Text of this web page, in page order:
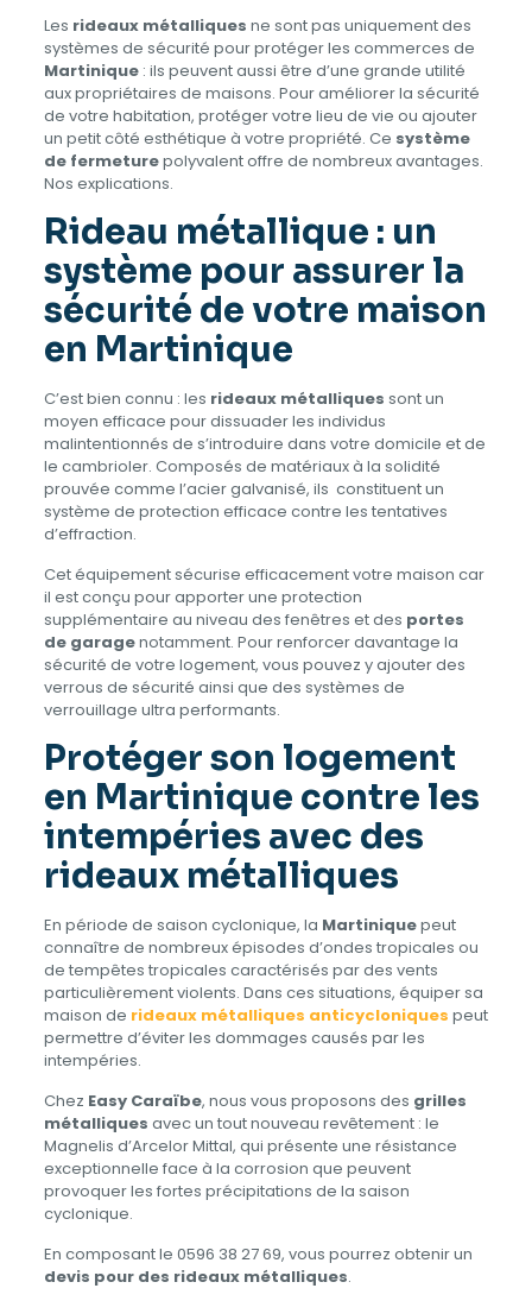
Les rideaux métalliques ne sont pas uniquement des
systèmes de sécurité pour protéger les commerces de
Martinique: ils peuvent aussi être d’une grande utilité
aux propriétaires de maisons. Pour améliorer la sécurité
de votre habitation, protéger votre lieu de vie ou ajouter
un petit côté esthétique à votre propriété. Ce système
de fermeturepolyvalent offre de nombreux avantages.
Nos explications.
Rideau métallique : un
système pour assurer la
sécurité de votre maison
en Martinique
C’est bien connu : les rideaux métalliques sont un
moyen efficace pour dissuader les individus
malintentionnés de s’introduire dans votre domicile et de
le cambrioler. Composés de matériaux à la solidité
prouvée comme l’acier galvanisé, ils constituent un
système de protection efficace contre les tentatives
d’effraction.
Cet équipement sécurise efficacement votre maison car
il est conçu pour apporter une protection
supplémentaire au niveau des fenêtres et des portes
de garagenotamment. Pour renforcer davantage la
sécurité de votre logement, vous pouvez y ajouter des
verrous de sécurité ainsi que des systèmes de
verrouillage ultra performants.
Protéger son logement
en Martinique contre les
intempéries avec des
rideaux métalliques
En période de saison cyclonique, la Martiniquepeut
connaître de nombreux épisodes d’ondes tropicales ou
de tempêtes tropicales caractérisés par des vents
particulièrement violents. Dans ces situations, équiper sa
maison de rideaux métalliques anticycloniques peut
permettre d’éviter les dommages causés par les
intempéries.
Chez Easy Caraïbe, nous vous proposons des grilles
métalliques avec un tout nouveau revêtement : le
Magnelis d’Arcelor Mittal, qui présente une résistance
exceptionnelle face à la corrosion que peuvent
provoquer les fortes précipitations de la saison
cyclonique.
En composant le 0596 38 27 69, vous pourrez obtenir un
devis pour des rideaux métalliques.